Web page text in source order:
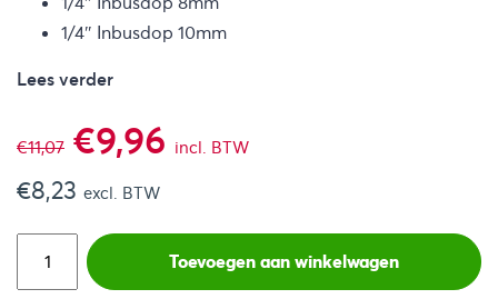
1/4″ Inbusdop 10mm
Lees verder
€11,07 Oorspronkelijke
prijs
was:
€9,96 Huidige
is:
incl. BTW
€8,23 excl. BTW
Toevoegen aan winkelwagen